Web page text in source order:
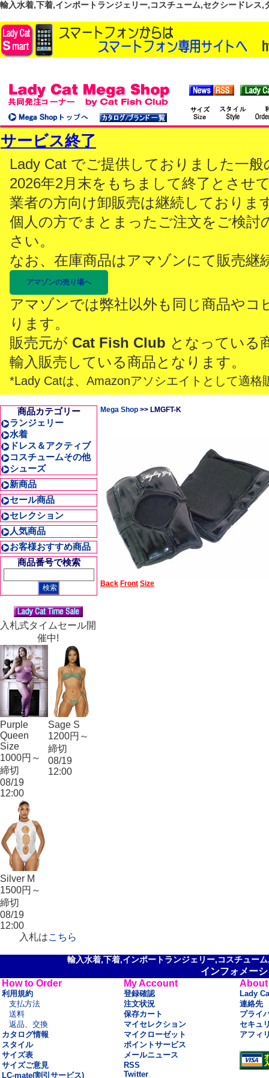
輸入水着,下着,インポートランジェリー,コスチューム,セクシードレス
サービス終了
Lady Cat でご提供しておりました一
2026年2月末をもちまして終了とさせ
業者の方向け卸販売は継続しておりま
個人の方でまとまったご注文をご検討
さい。
なお、在庫商品はアマゾンにて販売継
アマゾンの売り場へ
アマゾンでは弊社以外も同じ商品やコ
ります。
販売元が Cat Fish Club となっている
輸入販売している商品となります。
*Lady Catは、Amazonアソシエイトとして適格
商品カテゴリー
ランジェリー
水着
ドレス＆アクティブ
コスチュームその他
シューズ
新商品
セール商品
セレクション
人気商品
お客様おすすめ商品
商品番号で検索
入札式タイムセール開
催中!
Purple
Queen
Size
1000円～
締切
08/19
12:00
Sage S
1200円～
締切
08/19
12:00
Silver M
1500円～
締切
08/19
12:00
入札はこちら
Mega Shop >> LMGFT-K
Back Front Size
輸入水着,下着,インポートランジェリー,コスチュー
インフォメー
How to Order
利用規約
支払方法
送料
返品、交換
カタログ情報
スタイル
サイズ表
サイズご意見
LC-mate(割引サービス)
My Account
登録確認
注文状況
保存カート
マイセレクション
マイクローゼット
ポイントサービス
メールニュース
RSS
Twitter
About
Lady
連絡先
プライ
セキュ
アフィ